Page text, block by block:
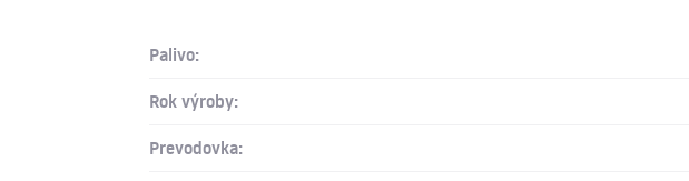
Palivo:
Rok výroby:
Prevodovka: